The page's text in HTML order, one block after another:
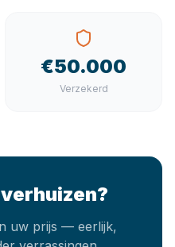
€50.000
Verzekerd
uw prijs — eerlijk,